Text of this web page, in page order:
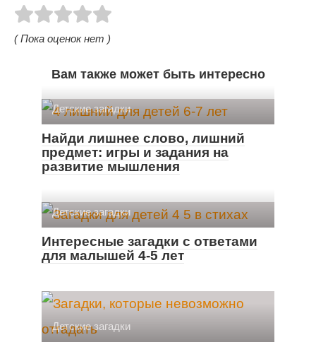
( Пока оценок нет )
Вам также может быть интересно
Детские загадки
Найди лишнее слово, лишний
предмет: игры и задания на
развитие мышления
Детские загадки
Интересные загадки с ответами
для малышей 4-5 лет
Детские загадки